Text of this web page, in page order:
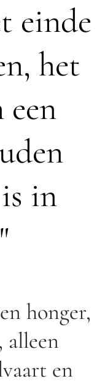
einde
het
een
in
honger,
alleen
en